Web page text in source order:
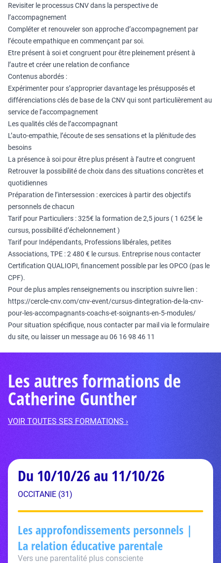
Revisiter le processus CNV dans la perspective de
l’accompagnement
Compléter et renouveler son approche d’accompagnement par
l’écoute empathique en commençant par soi.
Etre présent à soi et congruent pour être pleinement présent à
l’autre et créer une relation de confiance
Contenus abordés :
Expérimenter pour s’approprier davantage les présupposés et
différenciations clés de base de la CNV qui sont particulièrement au
service de l’accompagnement
Les qualités clés de l’accompagnant
L’auto-empathie, l’écoute de ses sensations et la plénitude des
besoins
La présence à soi pour être plus présent à l’autre et congruent
Retrouver la possibilité de choix dans des situations concrètes et
quotidiennes
Préparation de l’intersession : exercices à partir des objectifs
personnels de chacun
Tarif pour Particuliers : 325€ la formation de 2,5 jours ( 1 625€ le
cursus, possibilité d’échelonnement )
Tarif pour Indépendants, Professions libérales, petites
Associations, TPE : 2 480 € le cursus. Entreprise nous contacter
Certification QUALIOPI, financement possible par les OPCO (pas le
CPF).
Pour de plus amples renseignements ou inscription suivre lien :
https://cercle-cnv.com/cnv-event/cursus-dintegration-de-la-cnv-
pour-les-accompagnants-coachs-et-soignants-en-5-modules/
Pour situation spécifique, nous contacter par mail via le formulaire
du site, ou laisser un message au 06 16 98 46 11
Les autres formations de
Catherine Gunther
VOIR TOUTES SES FORMATIONS ›
Du 10/10/26 au 11/10/26
OCCITANIE (31)
Les approfondissements personnels |
La relation éducative parentale
Vers une parentalité plus consciente